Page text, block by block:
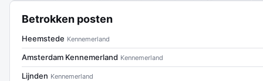
Betrokken posten
Heemstede Kennemerland
Amsterdam Kennemerland Kennemerland
Lijnden Kennemerland